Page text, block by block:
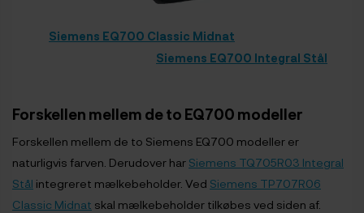
Siemens EQ700 Classic Midnat
Siemens EQ700 Integral Stål
Forskellen mellem de to EQ700 modeller
Forskellen mellem de to Siemens EQ700 modeller er
naturligvis farven. Derudover har Siemens TQ705R03 Integral
Stål integreret mælkebeholder. Ved Siemens TP707R06
Classic Midnat skal mælkebeholder tilkøbes ved siden af.